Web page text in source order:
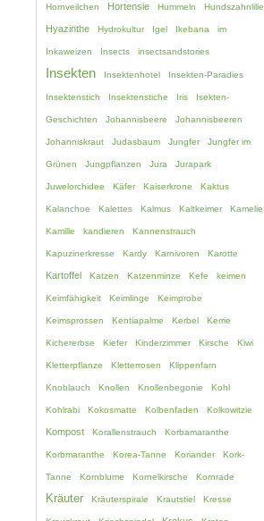
Hornveilchen Hortensie Hummeln Hundszahnlilie
Hyazinthe Hydrokultur Igel Ikebana im
Inkaweizen Insects insectsandstories
Insekten Insektenhotel Insekten-Paradies
Insektenstich Insektenstiche Iris Isekten-
Geschichten Johannisbeere Johannisbeeren
Johanniskraut Judasbaum Jungfer Jungfer im
Grünen Jungpflanzen Jura Jurapark
Juwelorchidee Käfer Kaiserkrone Kaktus
Kalanchoe Kalettes Kalmus Kaltkeimer Kamelie
Kamille kandieren Kannenstrauch
Kapuzinerkresse Kardy Karnivoren Karotte
Kartoffel Katzen Katzenminze Kefe keimen
Keimfähigkeit Keimlinge Keimprobe
Keimsprossen Kentiapalme Kerbel Kerrie
Kichererbse Kiefer Kinderzimmer Kirsche Kiwi
Kletterpflanze Kletterrosen Klippenfarn
Knoblauch Knollen Knollenbegonie Kohl
Kohlrabi Kokosmatte Kolbenfaden Kolkowitzie
Kompost Korallenstrauch Korbamaranthe
Korbmaranthe Korea-Tanne Koriander Kork-
Tanne Kornblume Kornelkirsche Kornrade
Kräuter Kräuterspirale Krautstiel Kresse